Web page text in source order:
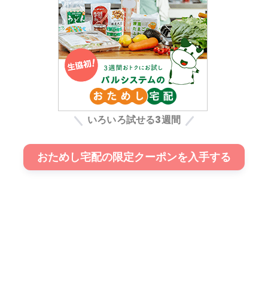
いろいろ試せる3週間
おためし宅配の限定クーポンを入手する